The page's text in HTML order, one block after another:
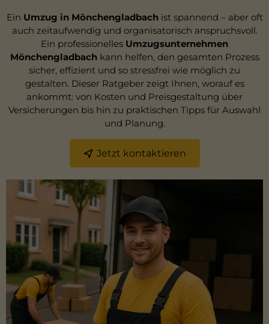
Ein Umzug in Mönchengladbachist spannend – aber oft
auch zeitaufwendig und organisatorisch anspruchsvoll.
Ein professionelles Umzugsunternehmen
Mönchengladbachkann helfen, den gesamten Prozess
sicher, effizient und so stressfrei wie möglich zu
gestalten. Dieser Ratgeber zeigt Ihnen, worauf es
ankommt: von Kosten und Preisgestaltung über
Versicherungen bis hin zu praktischen Tipps für Auswahl
und Planung.
Jetzt kontaktieren